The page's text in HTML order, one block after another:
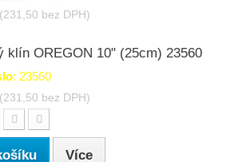
(231,50 bez DPH)
klín OREGON 10" (25cm) 23560
: 23560
(231,50 bez DPH)
Více